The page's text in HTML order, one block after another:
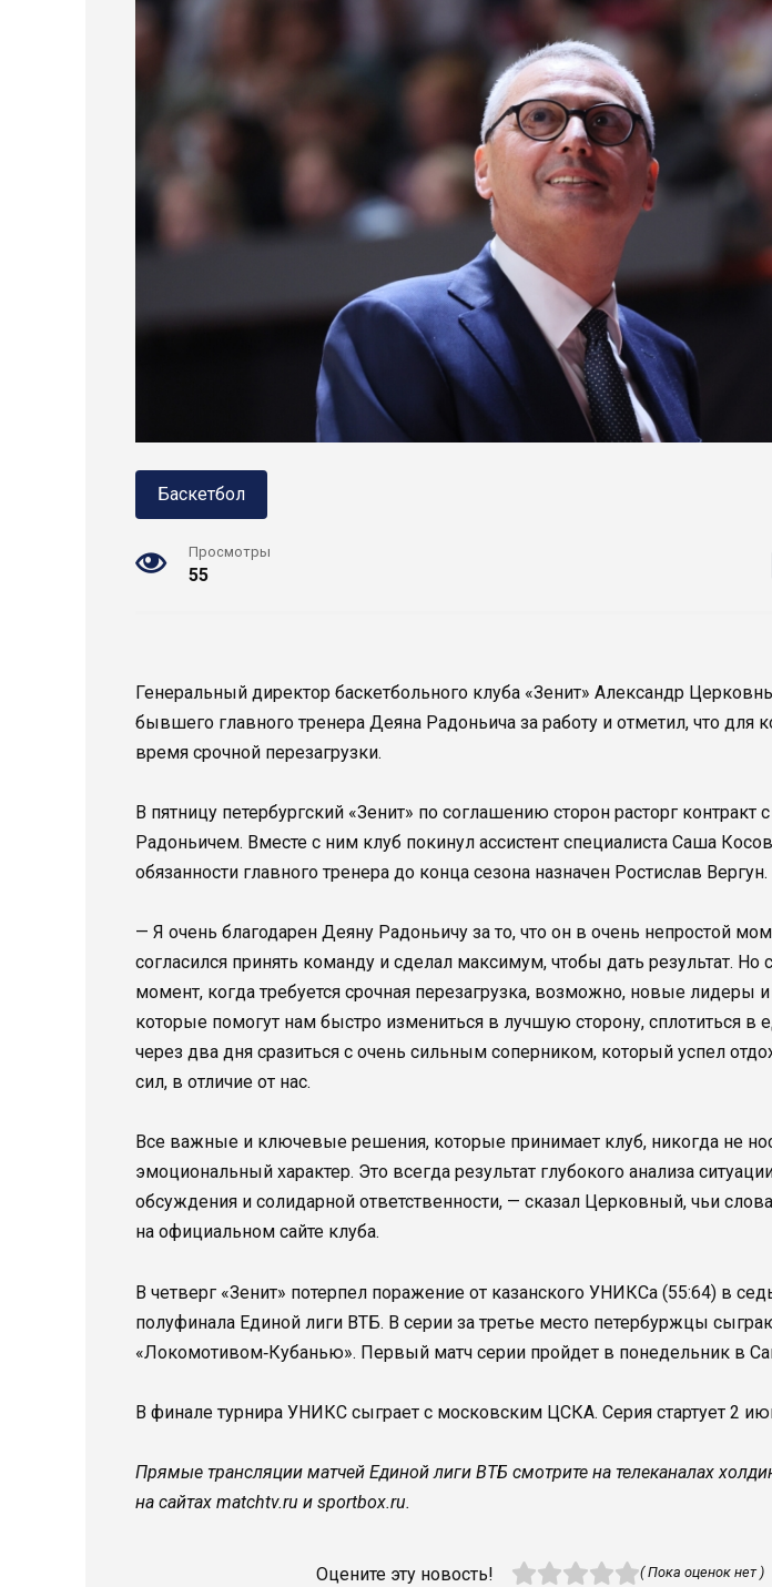
Баскетбол
Просмотры
55
Генеральный директор баскетбольного клуба «Зенит» Александр
бывшего главного тренера Деяна Радоньича за работу и отметил, что для
время срочной перезагрузки.
В пятницу петербургский «Зенит» по соглашению сторон расторг контракт
Радоньичем. Вместе с ним клуб покинул ассистент специалиста Саша
обязанности главного тренера до конца сезона назначен Ростислав Вергун.
— Я очень благодарен Деяну Радоньичу за то, что он в очень непростой
согласился принять команду и сделал максимум, чтобы дать результат. Но
момент, когда требуется срочная перезагрузка, возможно, новые лидеры
которые помогут нам быстро измениться в лучшую сторону, сплотиться в
через два дня сразиться с очень сильным соперником, который успел
сил, в отличие от нас.
Все важные и ключевые решения, которые принимает клуб, никогда не
эмоциональный характер. Это всегда результат глубокого анализа
обсуждения и солидарной ответственности, — сказал Церковный, чьи
на официальном сайте клуба.
В четверг «Зенит» потерпел поражение от казанского УНИКСа (55:64) в
полуфинала Единой лиги ВТБ. В серии за третье место петербуржцы
«Локомотивом‑Кубанью». Первый матч серии пройдет в понедельник в
В финале турнира УНИКС сыграет с московским ЦСКА. Серия стартует 2
Прямые трансляции матчей Единой лиги ВТБ смотрите на телеканалах
на сайтах matchtv.ru и sportbox.ru.
Оцените эту новость! ( Пока оценок нет )